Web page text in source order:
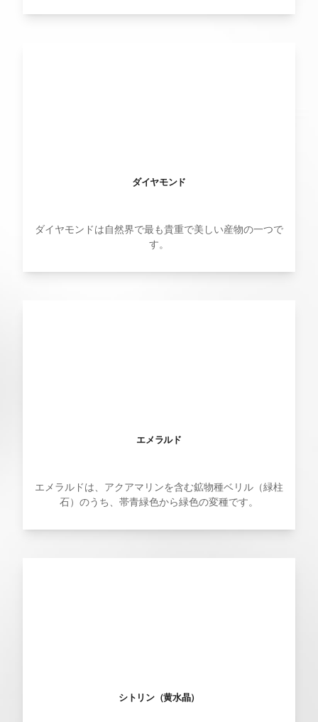
ダイヤモンド
ダイヤモンドは自然界で最も貴重で美しい産物の一つで
す。
エメラルド
エメラルドは、アクアマリンを含む鉱物種ベリル（緑柱
石）のうち、帯青緑色から緑色の変種です。
シトリン（黄水晶）